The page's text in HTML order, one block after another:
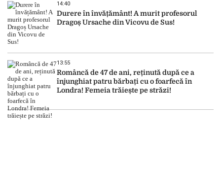
14:40
Durere în învățământ! A murit profesorul
Dragoș Ursache din Vicovu de Sus!
13:55
Româncă de 47 de ani, reținută după ce a
înjunghiat patru bărbați cu o foarfecă în
Londra! Femeia trăiește pe străzi!